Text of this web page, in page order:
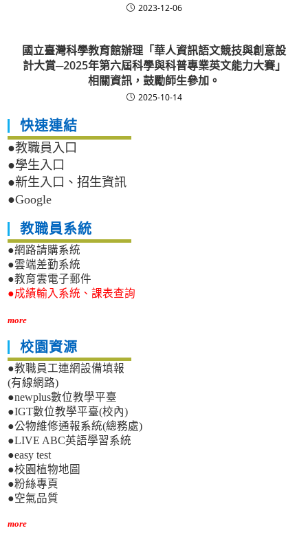
2023-12-06
國立臺灣科學教育館辦理「華人資訊語文競技與創意設
計大賞─2025年第六屆科學與科普專業英文能力大賽」
相關資訊，鼓勵師生參加。
2025-10-14
快速連結
●教職員入口
●學生入口
●新生入口、招生資訊
●Google
教職員系統
●網路請購系統
●雲端差勤系統
●教育雲電子郵件
●成績輸入系統、課表查詢
more
校園資源
●教職員工連網設備填報
(有線網路)
●newplus數位教學平臺
●IGT數位教學平臺(校內)
●公物維修通報系統(總務處)
●LIVE ABC英語學習系統
●easy test
●校園植物地圖
●粉絲專頁
●空氣品質
more